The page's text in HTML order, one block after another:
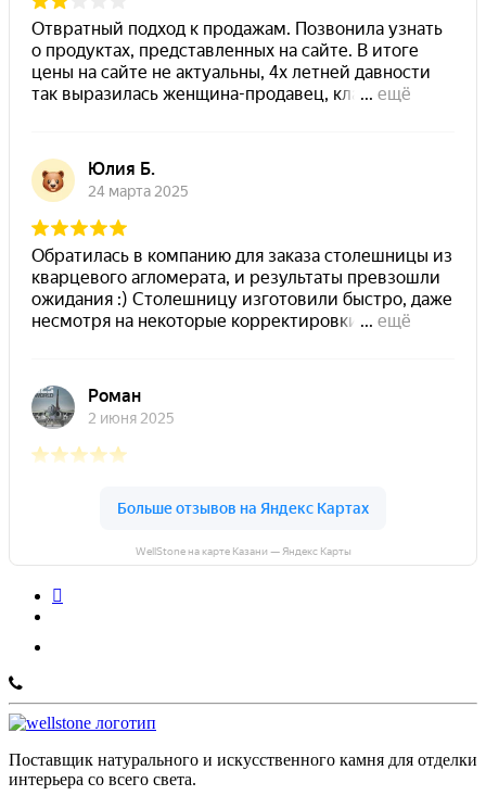
WellStone на карте Казани — Яндекс Карты
Поставщик натурального и искусственного камня для отделки
интерьера со всего света.